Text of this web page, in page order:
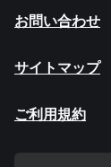
お問い合わせ
サイトマップ
ご利用規約